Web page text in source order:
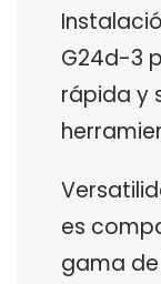
G24d-3
rápida y
es
gama